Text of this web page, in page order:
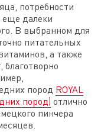
потребности
еще далеки
В выбранном для
питательных
а также
пород ROYAL
пород) отлично
пинчера